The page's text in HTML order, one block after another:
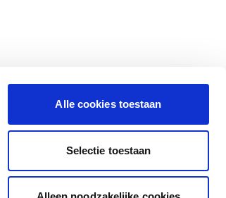
Alle cookies toestaan
Selectie toestaan